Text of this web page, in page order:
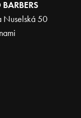
Nuselská 50